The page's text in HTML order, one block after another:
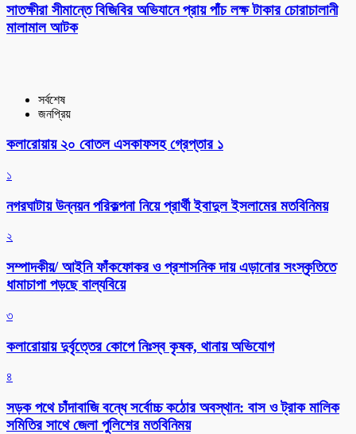
সাতক্ষীরা সীমান্তে বিজিবির অভিযানে প্রায় পাঁচ লক্ষ টাকার চোরাচালানী
মালামাল আটক
সর্বশেষ
জনপ্রিয়
কলারোয়ায় ২০ বোতল এসকাফসহ গ্রেপ্তার ১
১
নগরঘাটায় উন্নয়ন পরিকল্পনা নিয়ে প্রার্থী ইবাদুল ইসলামের মতবিনিময়
২
সম্পাদকীয়/ আইনি ফাঁকফোকর ও প্রশাসনিক দায় এড়ানোর সংস্কৃতিতে
ধামাচাপা পড়ছে বাল্যবিয়ে
৩
কলারোয়ায় দুর্বৃত্তের কোপে নিঃস্ব কৃষক, থানায় অভিযোগ
৪
সড়ক পথে চাঁদাবাজি বন্ধে সর্বোচ্চ কঠোর অবস্থান: বাস ও ট্রাক মালিক
সমিতির সাথে জেলা পুলিশের মতবিনিময়